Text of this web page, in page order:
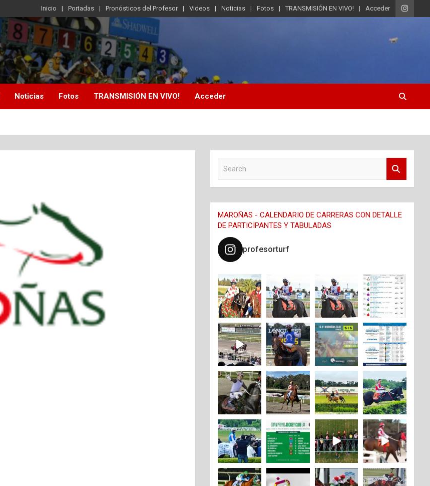
Inicio Portadas Pronósticos del Profesor Videos Noticias Fotos TRANSMISIÓN EN VIVO! Acceder
Noticias Fotos TRANSMISIÓN EN VIVO! Acceder
c
h
MAROÑAS - CALENDARIO DE CARRERAS CON DETALLE
DE PARTICIPANTES Y TABULADAS
profesorturf